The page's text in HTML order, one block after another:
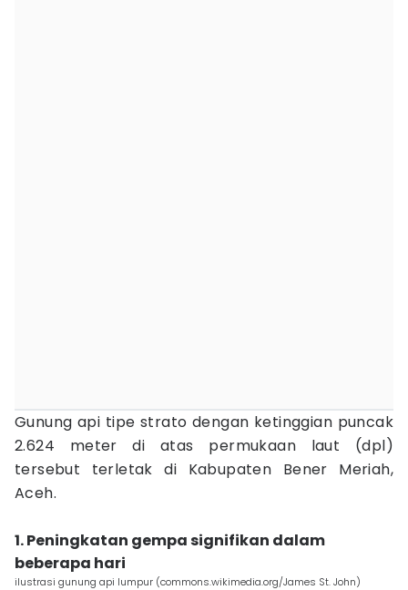
Gunung api tipe strato dengan ketinggian puncak
2.624 meter di atas permukaan laut (dpl)
tersebut terletak di Kabupaten Bener Meriah,
Aceh.
1. Peningkatan gempa signifikan dalam
beberapa hari
ilustrasi gunung api lumpur (commons.wikimedia.org/James St. John)